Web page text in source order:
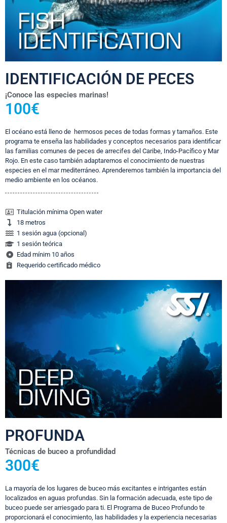
IDENTIFICACIÓN DE PECES
¡Conoce las especies marinas!
100€
El océano está lleno de hermosos peces de todas formas y tamaños. Este
programa te enseña las habilidades y conceptos necesarios para identificar
las familias comunes de peces de arrecifes del Caribe, Indo-Pacífico y Mar
Rojo. En este caso también adaptaremos el conocimiento de nuestras
especies en el mar mediterráneo. Aprenderemos también la importancia del
medio ambiente en los océanos.
Titulación mínima Open water
18 metros
1 sesión agua (opcional)
1 sesión teórica
Edad mínim 10 años
Requerido certificado médico
PROFUNDA
Técnicas de buceo a profundidad
300€
La mayoría de los lugares de buceo más excitantes e intrigantes están
localizados en aguas profundas. Sin la formación adecuada, este tipo de
buceo puede ser arriesgado para ti. El Programa de Buceo Profundo te
proporcionará el conocimiento, las habilidades y la experiencia necesarias